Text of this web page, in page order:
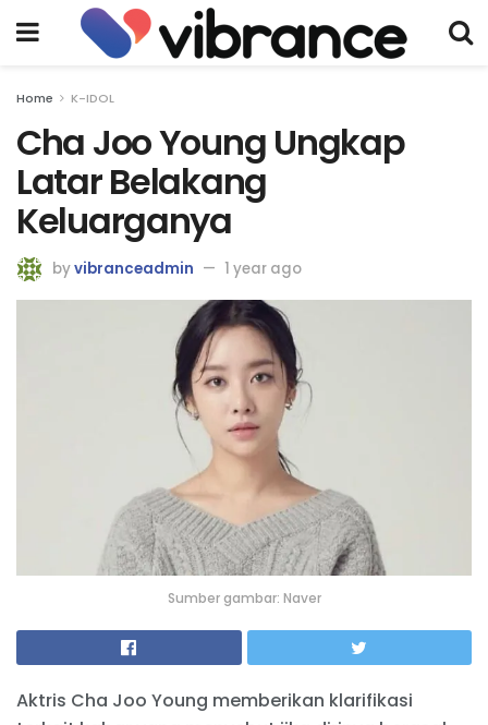
Home K-IDOL
Cha Joo Young Ungkap
Latar Belakang
Keluarganya
byvibranceadmin 1 year ago
Sumber gambar: Naver
Aktris Cha Joo Young memberikan klarifikasi